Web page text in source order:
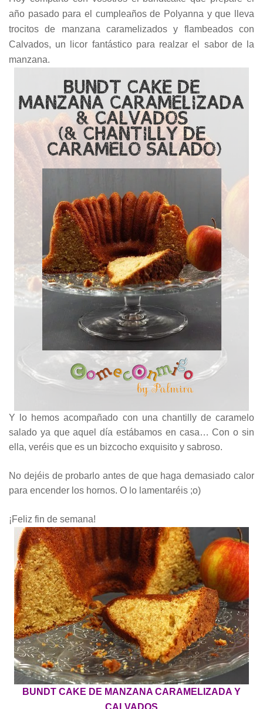
año pasado para el cumpleaños de Polyanna y que lleva
trocitos de manzana caramelizados y flambeados con
Calvados, un licor fantástico para realzar el sabor de la
manzana.
Y lo hemos acompañado con una chantilly de caramelo
salado ya que aquel día estábamos en casa… Con o sin
ella, veréis que es un bizcocho exquisito y sabroso.
No dejéis de probarlo antes de que haga demasiado calor
para encender los hornos. O lo lamentaréis ;o)
¡Feliz fin de semana!
BUNDT CAKE DE MANZANA CARAMELIZADA Y
CALVADOS